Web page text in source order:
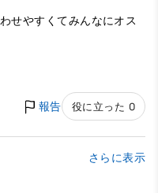
せやすくてみんなにオス
報告 役に立った 0
さらに表示